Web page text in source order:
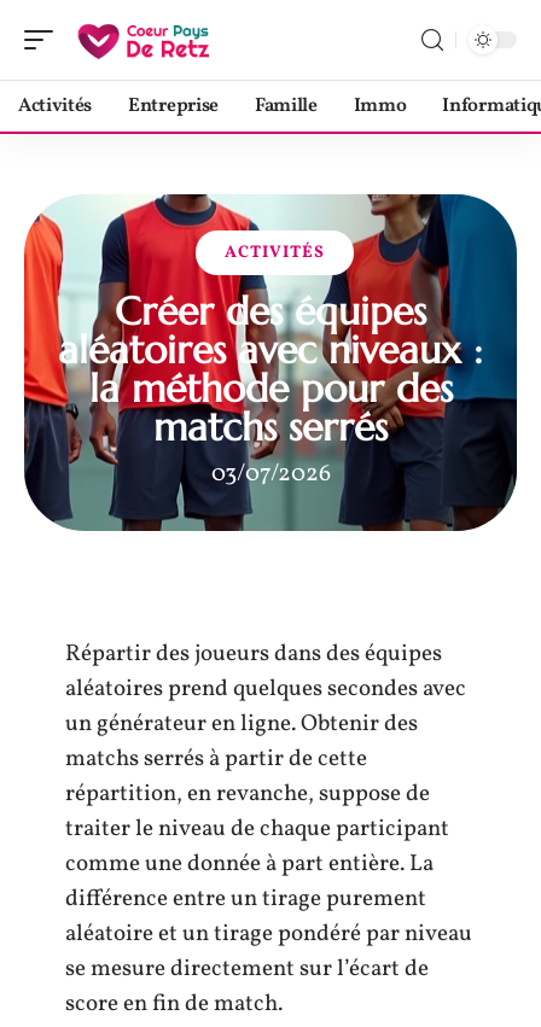
Activités Entreprise Famille Immo
ACTIVITÉS
Créer des équipes
aléatoires avec niveaux :
la méthode pour des
matchs serrés
03/07/2026
Répartir des joueurs dans des équipes
aléatoires prend quelques secondes avec
un générateur en ligne. Obtenir des
matchs serrés à partir de cette
répartition, en revanche, suppose de
traiter le niveau de chaque participant
comme une donnée à part entière. La
différence entre un tirage purement
aléatoire et un tirage pondéré par niveau
se mesure directement sur l’écart de
score en fin de match.